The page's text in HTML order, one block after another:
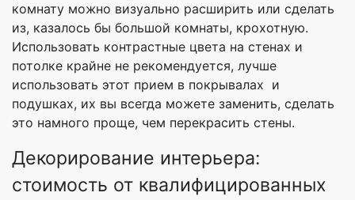
комнату можно визуально расширить или сделать
из, казалось бы большой комнаты, крохотную.
Использовать контрастные цвета на стенах и
потолке крайне не рекомендуется, лучше
использовать этот прием в покрывалах и
подушках, их вы всегда можете заменить, сделать
это намного проще, чем перекрасить стены.
Декорирование интерьера:
стоимость от квалифицированных